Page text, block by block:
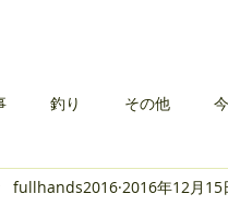
釣り その他
fullhands2016 2016年12月15